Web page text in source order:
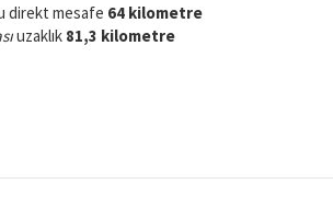
direkt mesafe 64 kilometre
uzaklık 81,3 kilometre